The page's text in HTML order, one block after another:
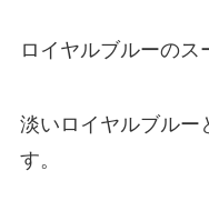
ロイヤルブルーのス
淡いロイヤルブルー
す。